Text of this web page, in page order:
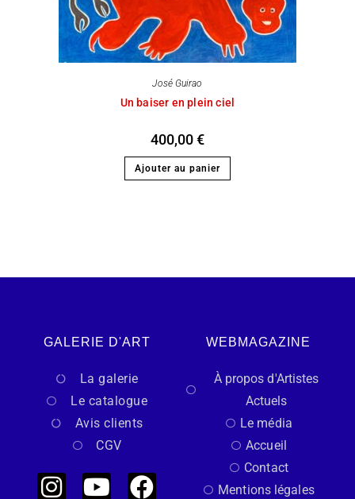
José Guirao
Un baiser en plein ciel
400,00€
Ajouter au panier
GALERIE D'ART
La galerie
Le catalogue
Avis clients
CGV
WEBMAGAZINE
À propos d'Artistes
Actuels
Le média
Accueil
Contact
Mentions légales